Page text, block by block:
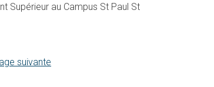
Supérieur au Campus St Paul St
suivante